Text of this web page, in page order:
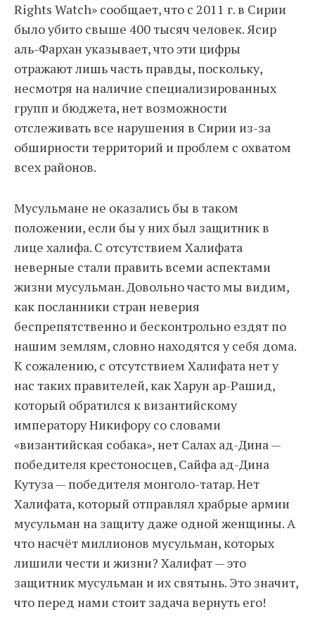
Rights Watch» сообщает, что с 2011 г. в Сирии
было убито свыше 400 тысяч человек. Ясир
аль-Фархан указывает, что эти цифры
отражают лишь часть правды, поскольку,
несмотря на наличие специализированных
групп и бюджета, нет возможности
отслеживать все нарушения в Сирии из-за
обширности территорий и проблем с охватом
всех районов.
Мусульмане не оказались бы в таком
положении, если бы у них был защитник в
лице халифа. С отсутствием Халифата
неверные стали править всеми аспектами
жизни мусульман. Довольно часто мы видим,
как посланники стран неверия
беспрепятственно и бесконтрольно ездят по
нашим землям, словно находятся у себя дома.
К сожалению, с отсутствием Халифата нет у
нас таких правителей, как Харун ар-Рашид,
который обратился к византийскому
императору Никифору со словами
«византийская собака», нет Салах ад-Дина —
победителя крестоносцев, Сайфа ад-Дина
Кутуза — победителя монголо-татар. Нет
Халифата, который отправлял храбрые армии
мусульман на защиту даже одной женщины. А
что насчёт миллионов мусульман, которых
лишили чести и жизни? Халифат — это
защитник мусульман и их святынь. Это значит,
что перед нами стоит задача вернуть его!